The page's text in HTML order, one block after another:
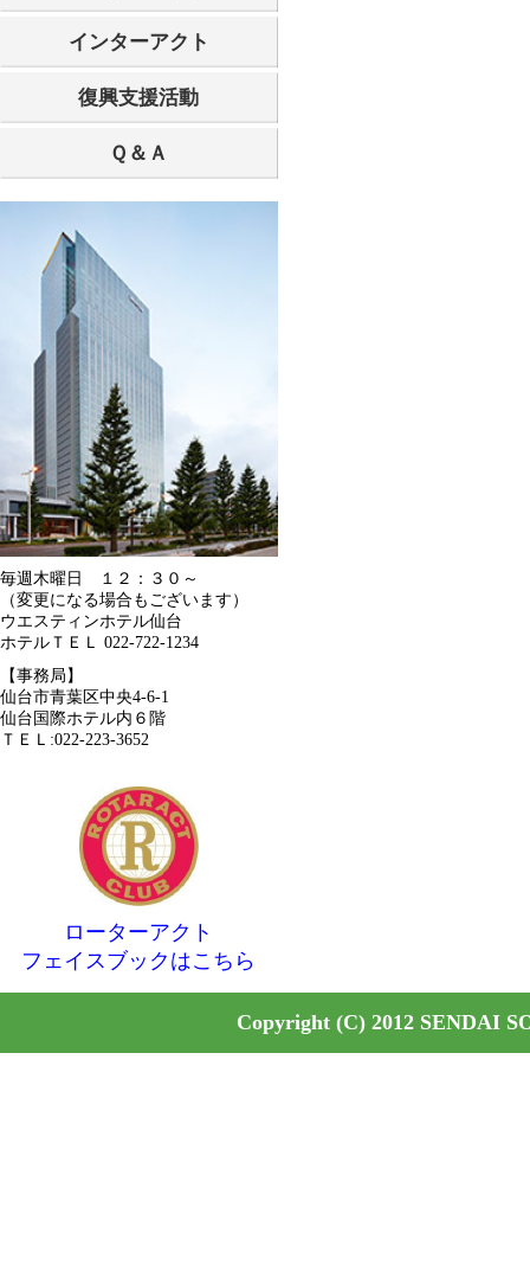
インターアクト
復興支援活動
Ｑ＆Ａ
毎週木曜日 １２：３０～
（変更になる場合もございます）
ウエスティンホテル仙台
ホテルＴＥＬ 022-722-1234
【事務局】
仙台市青葉区中央4-6-1
仙台国際ホテル内６階
ＴＥＬ:022-223-3652
ローターアクト
フェイスブックはこちら
Copyright (C) 2012 SENDAI